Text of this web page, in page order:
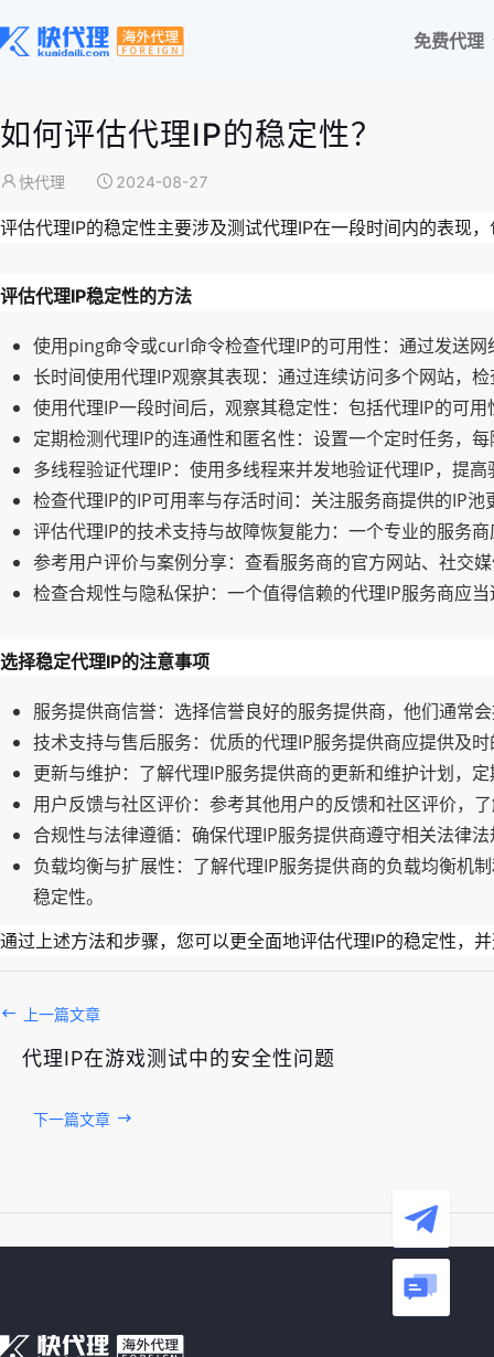
免费代理
如何评估代理IP的稳定性？
快代理 2024-08-27
评估代理IP的稳定性主要涉及测试代理IP在一段时间内的表现，
评估代理IP稳定性的方法
使用ping命令或curl命令检查代理IP的可用性：通过发送
长时间使用代理IP观察其表现：通过连续访问多个网站，
使用代理IP一段时间后，观察其稳定性：包括代理IP的可
定期检测代理IP的连通性和匿名性：设置一个定时任务，
多线程验证代理IP：使用多线程来并发地验证代理IP，提
检查代理IP的IP可用率与存活时间：关注服务商提供的IP
评估代理IP的技术支持与故障恢复能力：一个专业的服务
参考用户评价与案例分享：查看服务商的官方网站、社交
检查合规性与隐私保护：一个值得信赖的代理IP服务商应
选择稳定代理IP的注意事项
服务提供商信誉：选择信誉良好的服务提供商，他们通常
技术支持与售后服务：优质的代理IP服务提供商应提供及
更新与维护：了解代理IP服务提供商的更新和维护计划，
用户反馈与社区评价：参考其他用户的反馈和社区评价，
合规性与法律遵循：确保代理IP服务提供商遵守相关法律
负载均衡与扩展性：了解代理IP服务提供商的负载均衡机
稳定性。
通过上述方法和步骤，您可以更全面地评估代理IP的稳定性，
上一篇文章
代理IP在游戏测试中的安全性问题
下一篇文章